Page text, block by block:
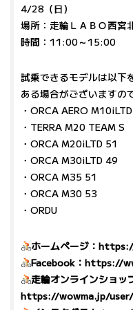
4/28（日）
場所：走輪ＬＡＢＯ西宮
時間：11:00～15:00
試乗できるモデルは以下
ある場合がございますの
・ORCA AERO
・TERRA M20 TEAM S
・ORCA M20iLTD 51
・ORCA M30iLTD 49
・ORCA M35 51
・ORCA M30 53
・ORDU
ホームページ：
Facebook：https://
走輪オンラインショッ
https://wowma.jp/